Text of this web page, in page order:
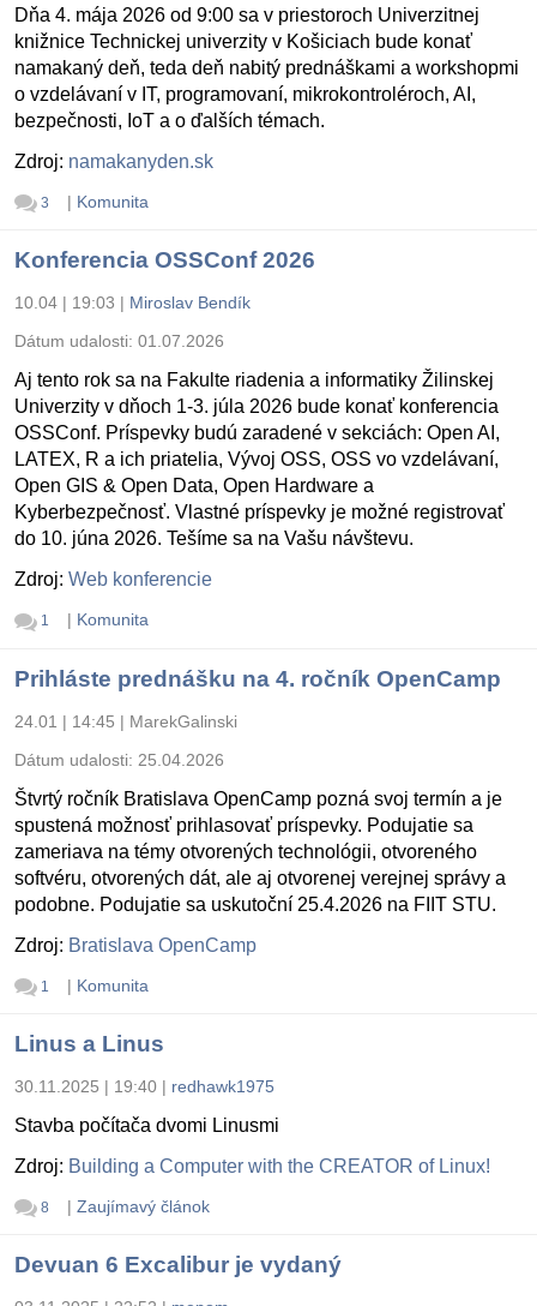
Dňa 4. mája 2026 od 9:00 sa v priestoroch Univerzitnej
knižnice Technickej univerzity v Košiciach bude konať
namakaný deň, teda deň nabitý prednáškami a workshopmi
o vzdelávaní v IT, programovaní, mikrokontroléroch, AI,
bezpečnosti, IoT a o ďalších témach.
Zdroj: namakanyden.sk
3 | Komunita
Konferencia OSSConf 2026
10.04 | 19:03 | Miroslav Bendík
Dátum udalosti: 01.07.2026
Aj tento rok sa na Fakulte riadenia a informatiky Žilinskej
Univerzity v dňoch 1-3. júla 2026 bude konať konferencia
OSSConf. Príspevky budú zaradené v sekciách: Open AI,
LATEX, R a ich priatelia, Vývoj OSS, OSS vo vzdelávaní,
Open GIS & Open Data, Open Hardware a
Kyberbezpečnosť. Vlastné príspevky je možné registrovať
do 10. júna 2026. Tešíme sa na Vašu návštevu.
Zdroj: Web konferencie
1 | Komunita
Prihláste prednášku na 4. ročník OpenCamp
24.01 | 14:45 | MarekGalinski
Dátum udalosti: 25.04.2026
Štvrtý ročník Bratislava OpenCamp pozná svoj termín a je
spustená možnosť prihlasovať príspevky. Podujatie sa
zameriava na témy otvorených technológii, otvoreného
softvéru, otvorených dát, ale aj otvorenej verejnej správy a
podobne. Podujatie sa uskutoční 25.4.2026 na FIIT STU.
Zdroj: Bratislava OpenCamp
1 | Komunita
Linus a Linus
30.11.2025 | 19:40 | redhawk1975
Stavba počítača dvomi Linusmi
Zdroj: Building a Computer with the CREATOR of Linux!
8 | Zaujímavý článok
Devuan 6 Excalibur je vydaný